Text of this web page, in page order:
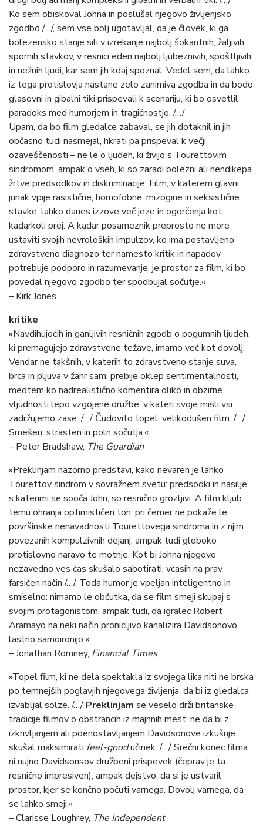
Ko sem obiskoval Johna in poslušal njegovo življenjsko
zgodbo /…/, sem vse bolj ugotavljal, da je človek, ki ga
bolezensko stanje sili v izrekanje najbolj šokantnih, žaljivih,
spornih stavkov, v resnici eden najbolj ljubeznivih, spoštljivih
in nežnih ljudi, kar sem jih kdaj spoznal. Vedel sem, da lahko
iz tega protislovja nastane zelo zanimiva zgodba in da bodo
glasovni in gibalni tiki prispevali k scenariju, ki bo osvetlil
paradoks med humorjem in tragičnostjo. /…/
Upam, da bo film gledalce zabaval, se jih dotaknil in jih
občasno tudi nasmejal, hkrati pa prispeval k večji
ozaveščenosti – ne le o ljudeh, ki živijo s Tourettovim
sindromom, ampak o vseh, ki so zaradi bolezni ali hendikepa
žrtve predsodkov in diskriminacije. Film, v katerem glavni
junak vpije rasistične, homofobne, mizogine in seksistične
stavke, lahko danes izzove več jeze in ogorčenja kot
kadarkoli prej. A kadar posameznik preprosto ne more
ustaviti svojih nevroloških impulzov, ko ima postavljeno
zdravstveno diagnozo ter namesto kritik in napadov
potrebuje podporo in razumevanje, je prostor za film, ki bo
povedal njegovo zgodbo ter spodbujal sočutje.«
– Kirk Jones
kritike
»Navdihujočih in ganljivih resničnih zgodb o pogumnih ljudeh,
ki premagujejo zdravstvene težave, imamo več kot dovolj.
Vendar ne takšnih, v katerih to zdravstveno stanje suva,
brca in pljuva v žanr sam; prebije oklep sentimentalnosti,
medtem ko nadrealistično komentira oliko in obzirne
vljudnosti lepo vzgojene družbe, v kateri svoje misli vsi
zadržujemo zase. /…/ Čudovito topel, velikodušen film. /…/
Smešen, strasten in poln sočutja.«
– Peter Bradshaw, The Guardian
»Preklinjam nazorno predstavi, kako nevaren je lahko
Tourettov sindrom v sovražnem svetu: predsodki in nasilje,
s katerimi se sooča John, so resnično grozljivi. A film kljub
temu ohranja optimističen ton, pri čemer ne pokaže le
površinske nenavadnosti Tourettovega sindroma in z njim
povezanih kompulzivnih dejanj, ampak tudi globoko
protislovno naravo te motnje. Kot bi Johna njegovo
nezavedno ves čas skušalo sabotirati, včasih na prav
farsičen način /…/. Toda humor je vpeljan inteligentno in
smiselno: nimamo le občutka, da se film smeji skupaj s
svojim protagonistom, ampak tudi, da igralec Robert
Aramayo na neki način pronicljivo kanalizira Davidsonovo
lastno samoironijo.«
– Jonathan Romney, Financial Times
»Topel film, ki ne dela spektakla iz svojega lika niti ne brska
po temnejših poglavjih njegovega življenja, da bi iz gledalca
izvabljal solze. /…/ Preklinjam se veselo drži britanske
tradicije filmov o obstrancih iz majhnih mest, ne da bi z
izkrivljanjem ali poenostavljanjem Davidsonove izkušnje
skušal maksimirati feel-goodučinek. /…/ Srečni konec filma
ni nujno Davidsonsov družbeni prispevek (čeprav je ta
resnično impresiven), ampak dejstvo, da si je ustvaril
prostor, kjer se končno počuti varnega. Dovolj varnega, da
se lahko smeji.«
– Clarisse Loughrey, The Independent